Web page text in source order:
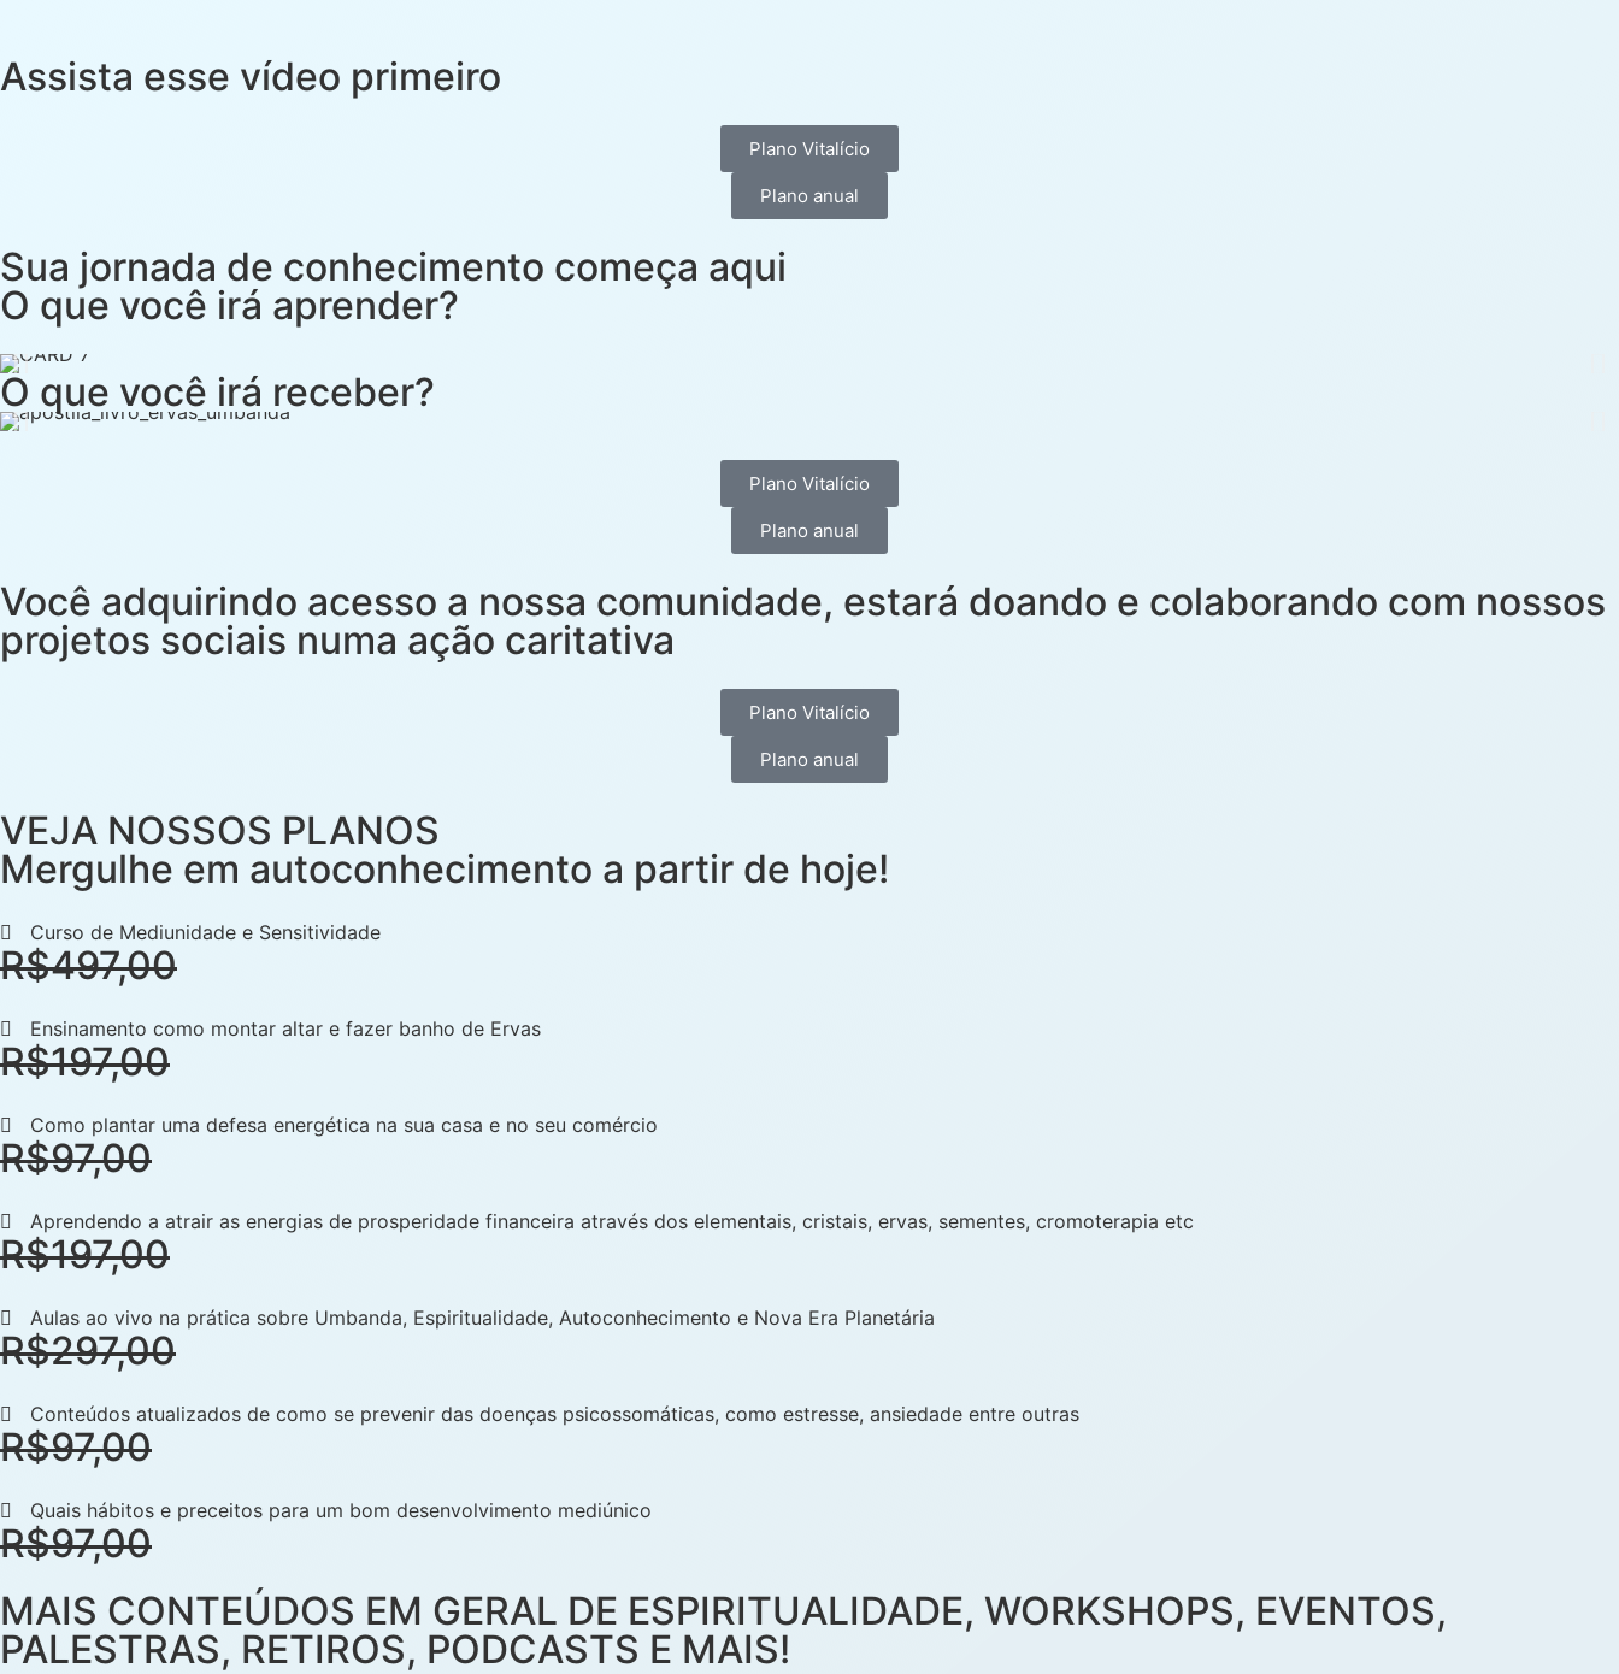
Assista esse vídeo primeiro
Plano Vitalício
Plano anual
Sua jornada de conhecimento começa aqui
O que você irá aprender?
O que você irá receber?
Plano Vitalício
Plano anual
Você adquirindo acesso a nossa comunidade, estará doando e colaborando com nossos
projetos sociais numa ação caritativa
Plano Vitalício
Plano anual
VEJA NOSSOS PLANOS
Mergulhe em autoconhecimento a partir de hoje!
Curso de Mediunidade e Sensitividade
R$497,00
Ensinamento como montar altar e fazer banho de Ervas
R$197,00
Como plantar uma defesa energética na sua casa e no seu comércio
R$97,00
Aprendendo a atrair as energias de prosperidade financeira através dos elementais, cristais, ervas, sementes, cromoterapia etc
R$197,00
Aulas ao vivo na prática sobre Umbanda, Espiritualidade, Autoconhecimento e Nova Era Planetária
R$297,00
Conteúdos atualizados de como se prevenir das doenças psicossomáticas, como estresse, ansiedade entre outras
R$97,00
Quais hábitos e preceitos para um bom desenvolvimento mediúnico
R$97,00
MAIS CONTEÚDOS EM GERAL DE ESPIRITUALIDADE, WORKSHOPS, EVENTOS,
PALESTRAS, RETIROS, PODCASTS E MAIS!